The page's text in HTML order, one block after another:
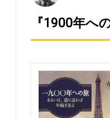
『1900年へ